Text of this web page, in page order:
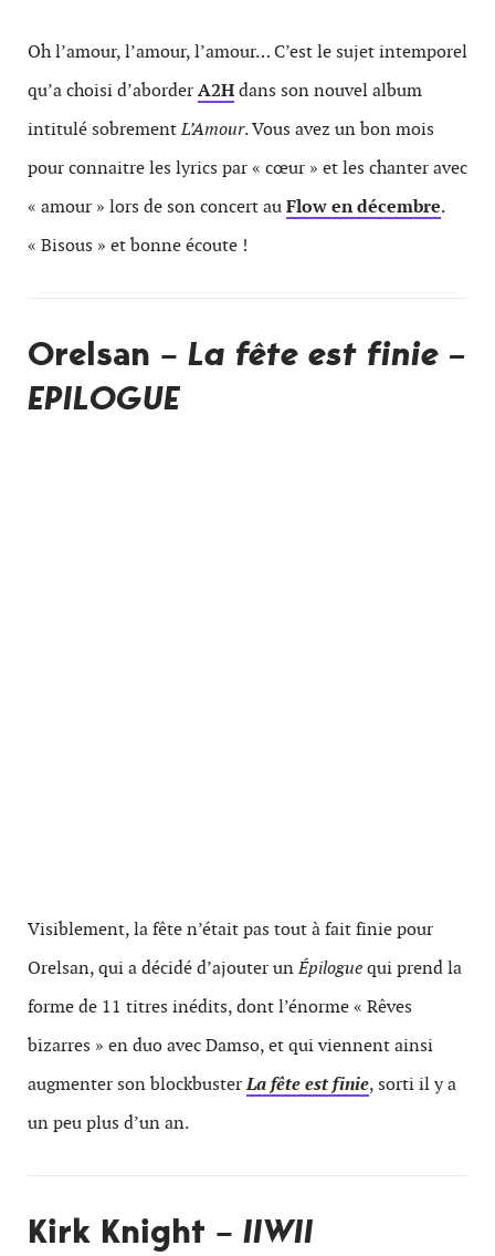
Oh l’amour, l’amour, l’amour… C’est le sujet intemporel
qu’a choisi d’aborderA2Hdans son nouvel album
intitulé sobrementL’Amour. Vous avez un bon mois
pour connaitre les lyrics par « cœur » et les chanter avec
« amour » lors de son concert auFlow en décembre.
« Bisous » et bonne écoute !
Orelsan – La fête est finie –
EPILOGUE
Visiblement, la fête n’était pas tout à fait finie pour
Orelsan, qui a décidé d’ajouter unÉpiloguequi prend la
forme de 11 titres inédits, dont l’énorme « Rêves
bizarres » en duo avec Damso, et qui viennent ainsi
augmenter son blockbusterLa fête est finie, sorti il y a
un peu plus d’un an.
Kirk Knight – IIWII